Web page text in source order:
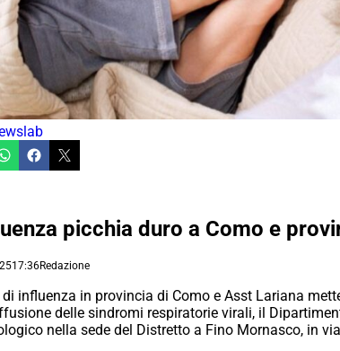
picchia duro a Como e
17:36Redazione
di influenza in provincia di Como e Asst Lariana
delle sindromi respiratorie virali, il
nella sede del Distretto a Fino Mornasco, in